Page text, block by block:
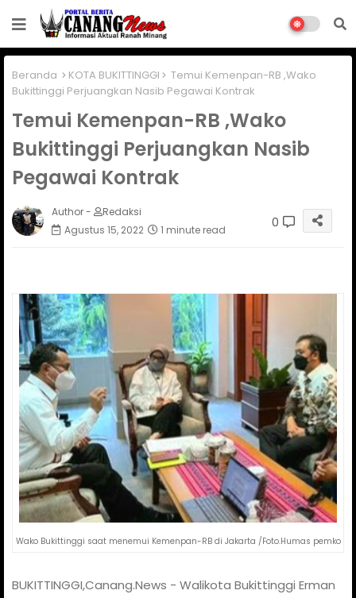
Beranda KOTA BUKITTINGGI
Temui Kemenpan-RB ,Wako
Bukittinggi Perjuangkan Nasib Pegawai Kontrak
Temui Kemenpan-RB ,Wako
Bukittinggi Perjuangkan Nasib
Pegawai Kontrak
Author -
Redaksi
Agustus 15, 2022
1 minute read 0
Wako Bukittinggi saat menemui Kemenpan-RB di Jakarta /Foto.Humas pemko
BUKITTINGGI,Canang.News - Walikota Bukittinggi Erman